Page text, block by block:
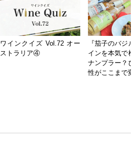
ワインクイズ Vol.72 オー
ストラリア④
『茄子のバジ
インを本気で
ナンプラー？
性がここまで